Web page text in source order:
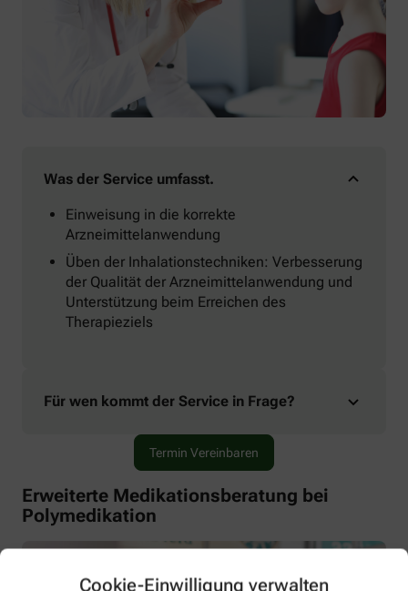
Cookie-Einwilligung verwalten
Was der Service umfasst.
Einweisung in die korrekte
Arzneimittelanwendung
Üben der Inhalationstechniken: Verbesserung
der Qualität der Arzneimittelanwendung und
Unterstützung beim Erreichen des
Therapieziels
Für wen kommt der Service in Frage?
Termin Vereinbaren
Erweiterte Medikationsberatung bei
Polymedikation